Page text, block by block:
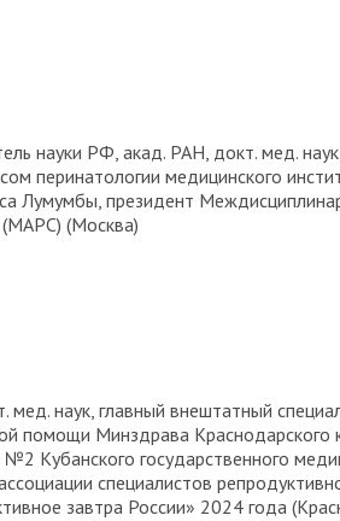
науки РФ, акад. РАН, докт. мед.
перинатологии медицинского
Лумумбы, президент
(МАРС) (Москва)
мед. наук, главный внештатный
помощи Минздрава Краснодарского
Кубанского государственного
специалистов
завтра России» 2024 года